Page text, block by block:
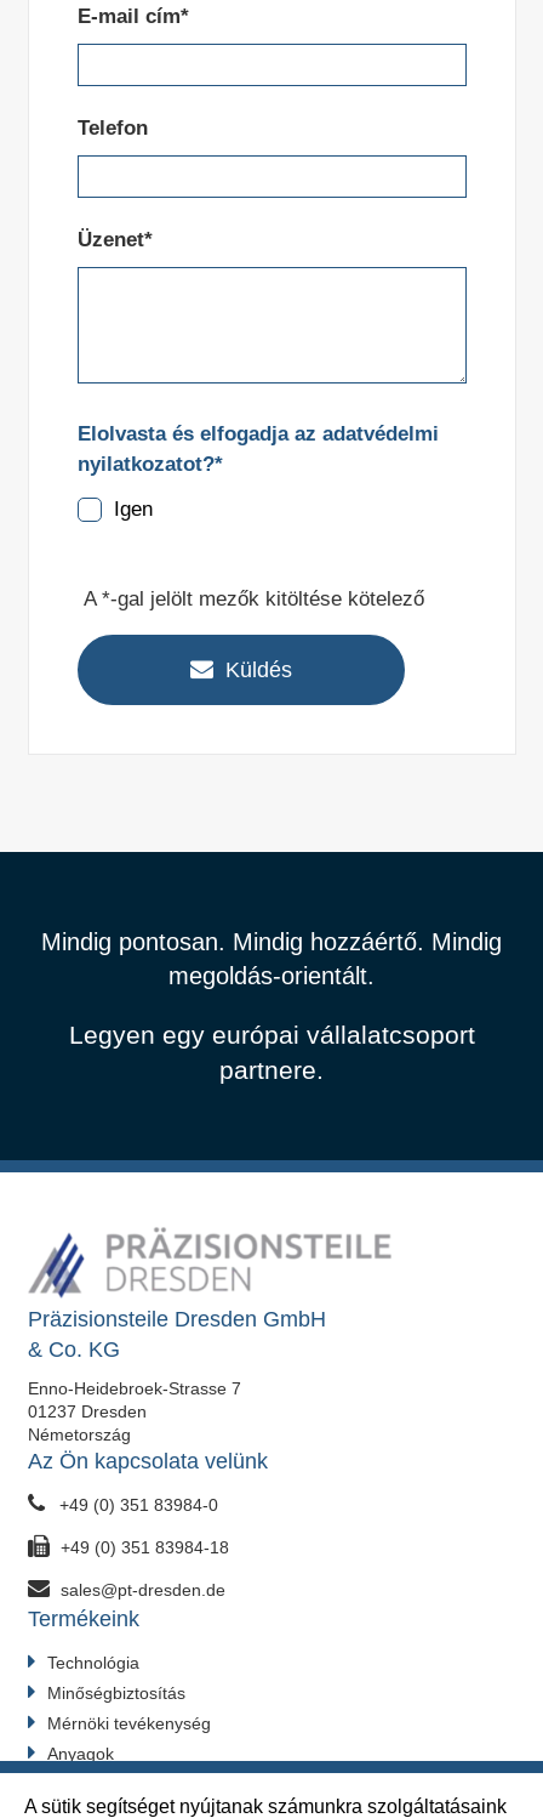
E-mail cím*
Telefon
Üzenet*
Elolvasta és elfogadja az adatvédelmi
nyilatkozatot?*
Igen
A *-gal jelölt mezők kitöltése kötelező
Küldés
Mindig pontosan. Mindig hozzáértő. Mindig
megoldás-orientált.
Legyen egy európai vállalatcsoport
partnere.
Präzisionsteile Dresden GmbH
& Co. KG
Enno-Heidebroek-Strasse 7
01237 Dresden
Németország
Az Ön kapcsolata velünk
+49 (0) 351 83984-0
+49 (0) 351 83984-18
sales@pt-dresden.de
Termékeink
Technológia
Minőségbiztosítás
Mérnöki tevékenység
Anyagok
Hozzájárulás módosítása
A sütik segítséget nyújtanak számunkra szolgáltatásaink